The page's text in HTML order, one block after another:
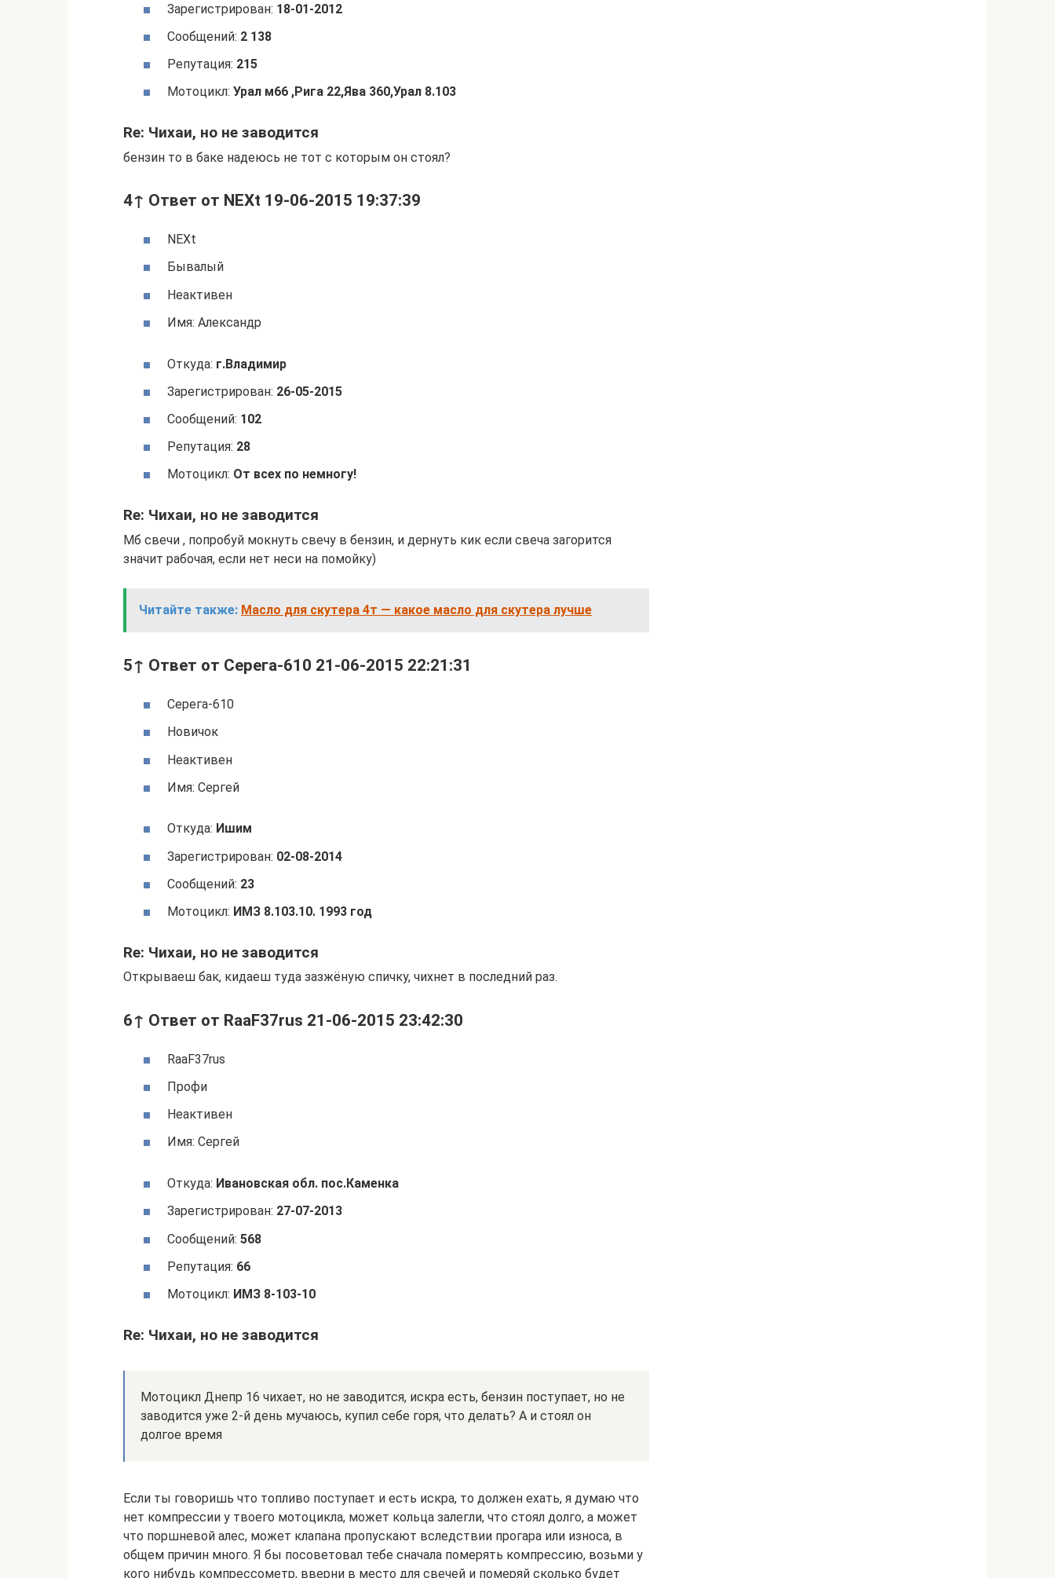
Зарегистрирован: 18-01-2012
Сообщений: 2 138
Репутация: 215
Мотоцикл: Урал м66 ,Рига 22,Ява 360,Урал 8.103
Re: Чихаи, но не заводится
бензин то в баке надеюсь не тот с которым он стоял?
4↑ Ответ от NEXt 19-06-2015 19:37:39
NEXt
Бывалый
Неактивен
Имя: Александр
Откуда: г.Владимир
Зарегистрирован: 26-05-2015
Сообщений: 102
Репутация: 28
Мотоцикл: От всех по немногу!
Re: Чихаи, но не заводится
Мб свечи , попробуй мокнуть свечу в бензин, и дернуть кик если свеча загорится
значит рабочая, если нет неси на помойку)
Читайте также: Масло для скутера 4т — какое масло для скутера лучше
5↑ Ответ от Серега-610 21-06-2015 22:21:31
Серега-610
Новичок
Неактивен
Имя: Сергей
Откуда: Ишим
Зарегистрирован: 02-08-2014
Сообщений: 23
Мотоцикл: ИМЗ 8.103.10. 1993 год
Re: Чихаи, но не заводится
Открываеш бак, кидаеш туда зазжёную спичку, чихнет в последний раз.
6↑ Ответ от RaaF37rus 21-06-2015 23:42:30
RaaF37rus
Профи
Неактивен
Имя: Сергей
Откуда: Ивановская обл. пос.Каменка
Зарегистрирован: 27-07-2013
Сообщений: 568
Репутация: 66
Мотоцикл: ИМЗ 8-103-10
Re: Чихаи, но не заводится
Мотоцикл Днепр 16 чихает, но не заводится, искра есть, бензин поступает, но не
заводится уже 2-й день мучаюсь, купил себе горя, что делать? А и стоял он
долгое время
Если ты говоришь что топливо поступает и есть искра, то должен ехать, я думаю что
нет компрессии у твоего мотоцикла, может кольца залегли, что стоял долго, а может
что поршневой алес, может клапана пропускают вследствии прогара или износа, в
общем причин много. Я бы посоветовал тебе сначала померять компрессию, возьми у
кого нибудь компрессометр, вверни в место для свечей и померяй сколько будет